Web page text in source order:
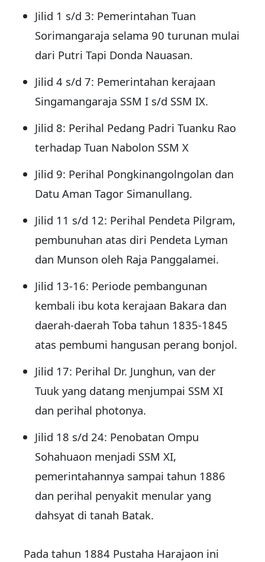
Jilid 1 s/d 3: Pemerintahan Tuan
Sorimangaraja selama 90 turunan mulai
dari Putri Tapi Donda Nauasan.
Jilid 4 s/d 7: Pemerintahan kerajaan
Singamangaraja SSM I s/d SSM IX.
Jilid 8: Perihal Pedang Padri Tuanku Rao
terhadap Tuan Nabolon SSM X
Jilid 9: Perihal Pongkinangolngolan dan
Datu Aman Tagor Simanullang.
Jilid 11 s/d 12: Perihal Pendeta Pilgram,
pembunuhan atas diri Pendeta Lyman
dan Munson oleh Raja Panggalamei.
Jilid 13-16: Periode pembangunan
kembali ibu kota kerajaan Bakara dan
daerah-daerah Toba tahun 1835-1845
atas pembumi hangusan perang bonjol.
Jilid 17: Perihal Dr. Junghun, van der
Tuuk yang datang menjumpai SSM XI
dan perihal photonya.
Jilid 18 s/d 24: Penobatan Ompu
Sohahuaon menjadi SSM XI,
pemerintahannya sampai tahun 1886
dan perihal penyakit menular yang
dahsyat di tanah Batak.
Pada tahun 1884 Pustaha Harajaon ini